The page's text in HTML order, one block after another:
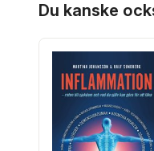
Du kanske